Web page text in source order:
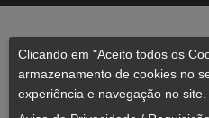
Clicando em "Aceito todos os
armazenamento de cookies no
experiência e navegação no site.